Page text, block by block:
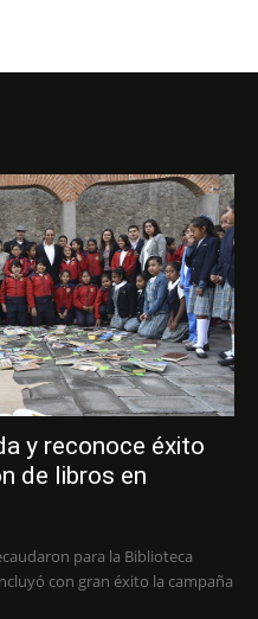
y reconoce éxito
de libros en
para la Biblioteca